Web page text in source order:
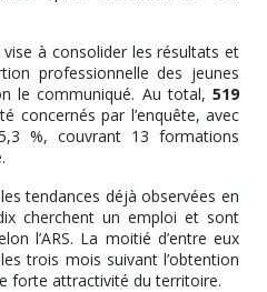
à consolider les résultats et
professionnelle des jeunes
le communiqué. Au total, 519
concernés par l’enquête, avec
%, couvrant 13 formations
tendances déjà observées en
cherchent un emploi et sont
l’ARS. La moitié d’entre eux
trois mois suivant l’obtention
forte attractivité du territoire.